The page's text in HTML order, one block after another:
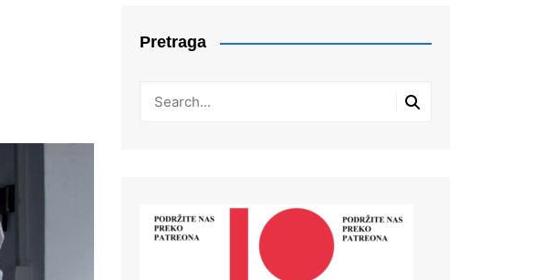
Pretraga